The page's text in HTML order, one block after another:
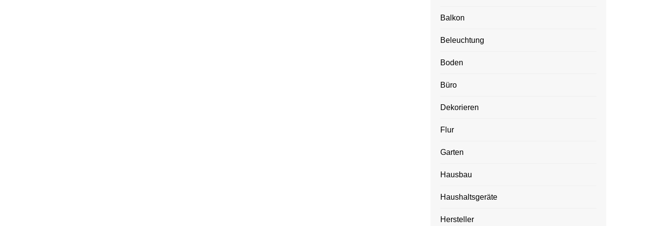
Balkon
Beleuchtung
Boden
Büro
Dekorieren
Flur
Garten
Hausbau
Haushaltsgeräte
Hersteller